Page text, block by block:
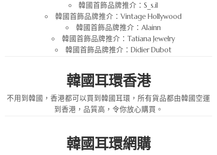
韓國首飾品牌推介：S_s.il
韓國首飾品牌推介：Vintage Hollywood
韓國首飾品牌推介：Alainn
韓國首飾品牌推介：Tatiana Jewelry
韓國首飾品牌推介：Didier Dubot
韓國耳環香港
不用到韓國，香港都可以買到韓國耳環，所有貨品都由韓國空運
到香港，品質高，令你放心購買。
韓國耳環網購